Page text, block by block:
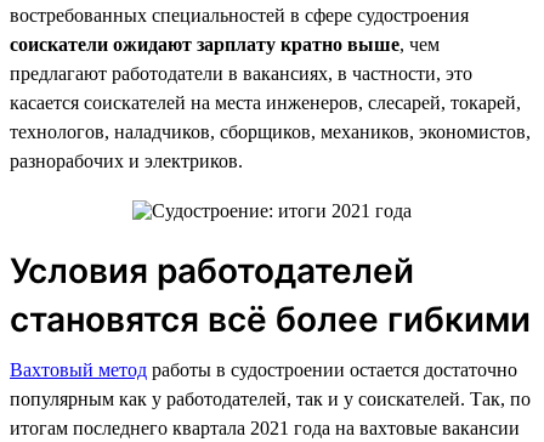
востребованных специальностей в сфере судостроения
соискатели ожидают зарплату кратно выше, чем
предлагают работодатели в вакансиях, в частности, это
касается соискателей на места инженеров, слесарей, токарей,
технологов, наладчиков, сборщиков, механиков, экономистов,
разнорабочих и электриков.
Условия работодателей
становятся всё более гибкими
Вахтовый метод работы в судостроении остается достаточно
популярным как у работодателей, так и у соискателей. Так, по
итогам последнего квартала 2021 года на вахтовые вакансии